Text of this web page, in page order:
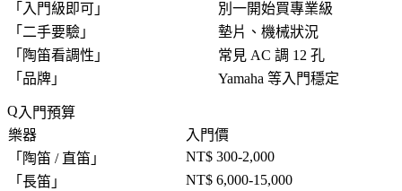
「 入門級即可 」
別一開始買專業級
「 二手要驗 」
墊片、機械狀況
「 陶笛看調性 」
常見 AC 調 12 孔
「 品牌 」 Yamaha 等入門穩定
入門預算
樂器
入門價
「 陶笛 / 直笛 」
NT$ 300-2,000
「 長笛 」
NT$ 6,000-15,000